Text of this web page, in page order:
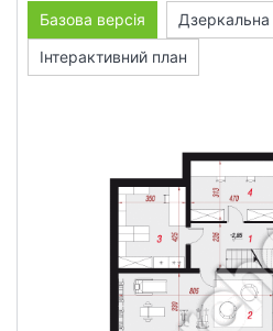
Базова версія
Дзеркальна
Інтерактивний план